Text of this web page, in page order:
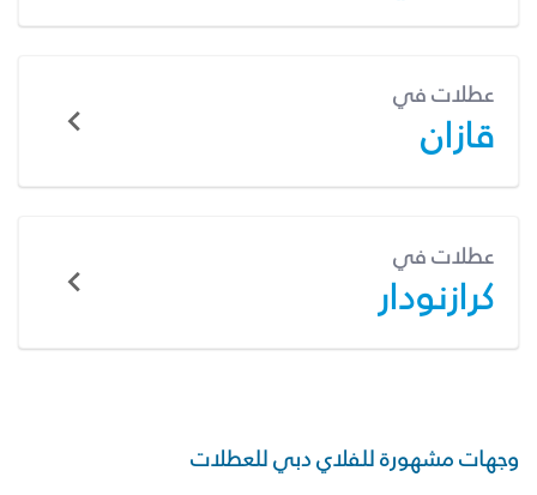
عطلات في
قازان
عطلات في
كرازنودار
وجهات مشهورة للفلاي دبي للعطلات